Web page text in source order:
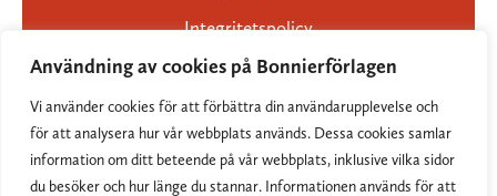
Användning av cookies på Bonnierförlagen
Vi använder cookies för att förbättra din användarupplevelse och
för att analysera hur vår webbplats används. Dessa cookies samlar
information om ditt beteende på vår webbplats, inklusive vilka sidor
du besöker och hur länge du stannar. Informationen används för att
Integritetspolicy